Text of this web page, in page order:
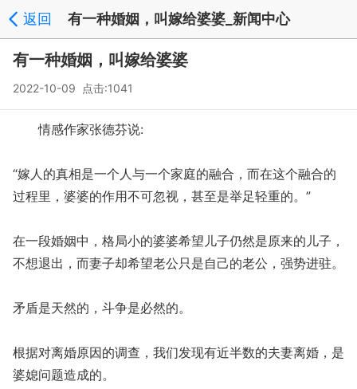
返回 有一种婚姻，叫嫁给婆婆_新闻中心
有一种婚姻，叫嫁给婆婆
2022-10-09 点击:1041
情感作家张德芬说:
“嫁人的真相是一个人与一个家庭的融合，而在这个融合的
过程里，婆婆的作用不可忽视，甚至是举足轻重的。”
在一段婚姻中，格局小的婆婆希望儿子仍然是原来的儿子，
不想退出，而妻子却希望老公只是自己的老公，强势进驻。
矛盾是天然的，斗争是必然的。
根据对离婚原因的调查，我们发现有近半数的夫妻离婚，是
婆媳问题造成的。